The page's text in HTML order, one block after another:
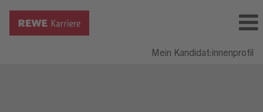
Mein Kandidat:innenprofil